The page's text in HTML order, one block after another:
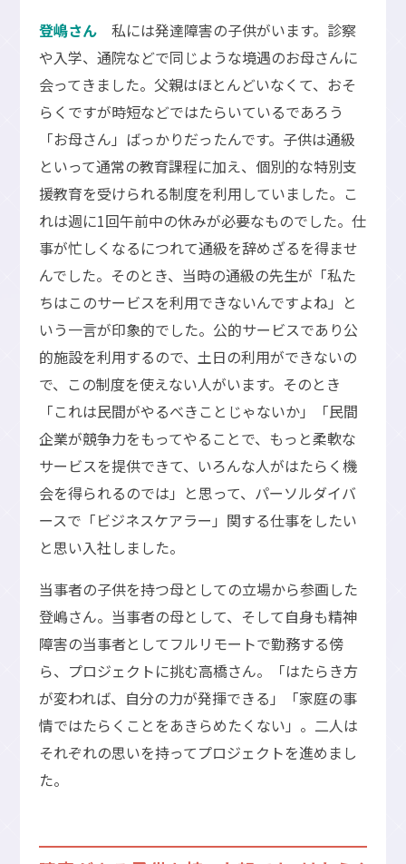
登嶋さん
私には発達障害の子供がいます。診察
や入学、通院などで同じような境遇のお母さんに
会ってきました。父親はほとんどいなくて、おそ
らくですが時短などではたらいているであろう
「お母さん」ばっかりだったんです。子供は通級
といって通常の教育課程に加え、個別的な特別支
援教育を受けられる制度を利用していました。こ
れは週に1回午前中の休みが必要なものでした。仕
事が忙しくなるにつれて通級を辞めざるを得ませ
んでした。そのとき、当時の通級の先生が「私た
ちはこのサービスを利用できないんですよね」と
いう一言が印象的でした。公的サービスであり公
的施設を利用するので、土日の利用ができないの
で、この制度を使えない人がいます。そのとき
「これは民間がやるべきことじゃないか」「民間
企業が競争力をもってやることで、もっと柔軟な
サービスを提供できて、いろんな人がはたらく機
会を得られるのでは」と思って、パーソルダイバ
ースで「ビジネスケアラー」関する仕事をしたい
と思い入社しました。
当事者の子供を持つ母としての立場から参画した
登嶋さん。当事者の母として、そして自身も精神
障害の当事者としてフルリモートで勤務する傍
ら、プロジェクトに挑む高橋さん。「はたらき方
が変われば、自分の力が発揮できる」「家庭の事
情ではたらくことをあきらめたくない」。二人は
それぞれの思いを持ってプロジェクトを進めまし
た。